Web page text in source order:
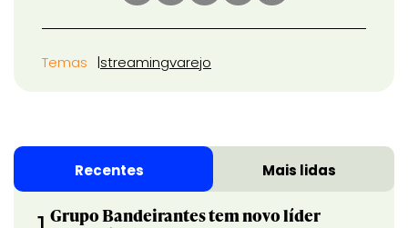
Temas streamingvarejo
Recentes Mais lidas
Grupo Bandeirantes tem novo líder